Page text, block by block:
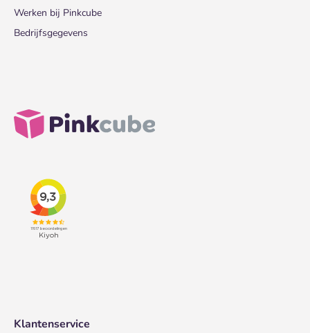
Werken bij Pinkcube
Bedrijfsgegevens
Klantenservice